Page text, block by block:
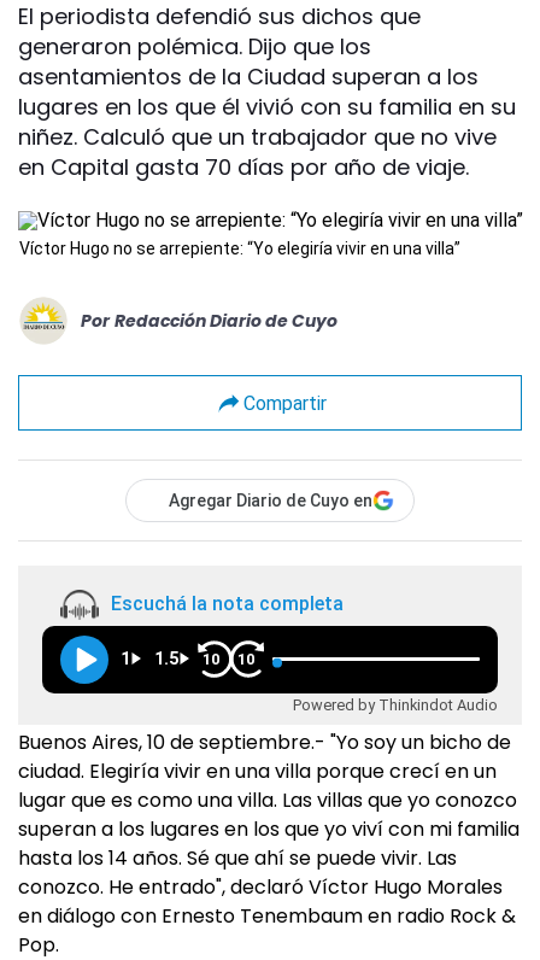
El periodista defendió sus dichos que
generaron polémica. Dijo que los
asentamientos de la Ciudad superan a los
lugares en los que él vivió con su familia en su
niñez. Calculó que un trabajador que no vive
en Capital gasta 70 días por año de viaje.
Víctor Hugo no se arrepiente: “Yo elegiría vivir en una villa”
Por Redacción Diario de Cuyo
Compartir
Agregar Diario de Cuyo en
Escuchá la nota completa
1 1.5 10 10
Powered by Thinkindot Audio
Buenos Aires, 10 de septiembre.- "Yo soy un bicho de
ciudad. Elegiría vivir en una villa porque crecí en un
lugar que es como una villa. Las villas que yo conozco
superan a los lugares en los que yo viví con mi familia
hasta los 14 años. Sé que ahí se puede vivir. Las
conozco. He entrado", declaró Víctor Hugo Morales
en diálogo con Ernesto Tenembaum en radio Rock &
Pop.